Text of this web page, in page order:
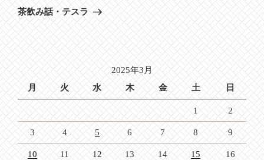
ゲ
ー
シ
ョ
ン
の
投
稿
茶飲み話・テスラ
2025年3月
月
火 水 木 金 土 日
1 2
3 4 5 6 7 8 9
10 11 12 13 14 15 16